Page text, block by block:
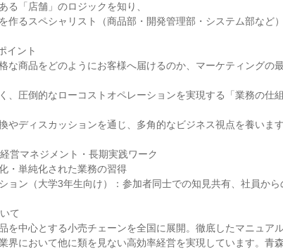
る「店舗」のロジックを知り、
作るスペシャリスト（商品部・開発管理部・システム部など
イント
な商品をどのようにお客様へ届けるのか、マーケティングの
、圧倒的なローコストオペレーションを実現する「業務の仕
やディスカッションを通じ、多角的なビジネス視点を養います
営マネジメント・長期実践ワーク
・単純化された業務の習得
ョン（大学3年生向け）：参加者同士での知見共有、社員から
て
を中心とする小売チェーンを全国に展開。徹底したマニュア
界において他に類を見ない高効率経営を実現しています。青